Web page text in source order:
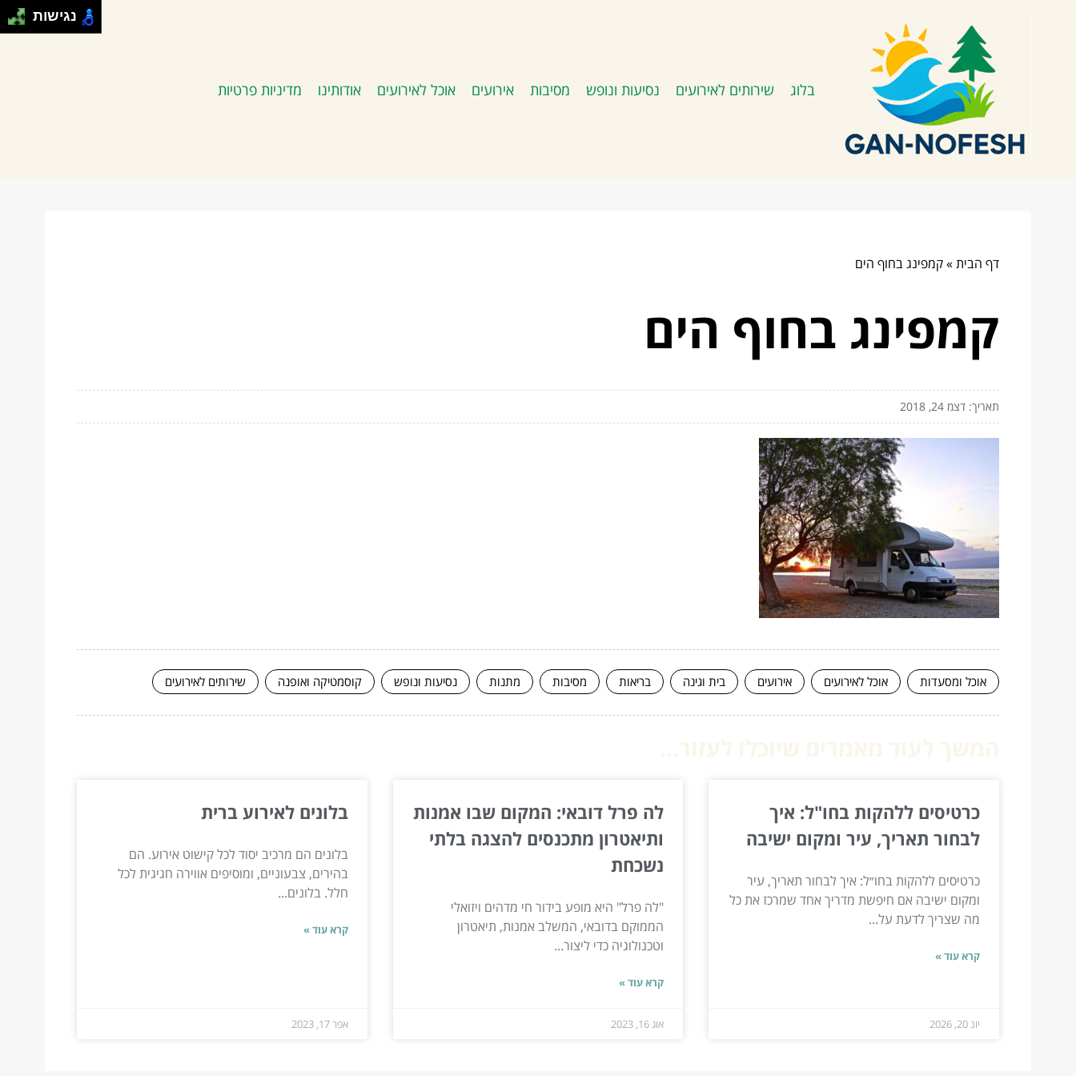
בלוג שירותים לאירועים נסיעות ונופש מסיבות אירועים אוכל לאירועים אודותינו מדיניות פרטיות
דף הבית»קמפינג בחוף הים
קמפינג בחוף הים
תאריך: דצמ 24, 2018
אוכל ומסעדות אוכל לאירועים אירועים בית וגינה בריאות מסיבות מתנות נסיעות ונופש קוסמטיקה ואופנה שירותים לאירועים
כרטיסים ללהקות בחו"ל: איך
לבחור תאריך, עיר ומקום ישיבה
כרטיסים ללהקות בחו״ל: איך לבחור תאריך, עיר
ומקום ישיבה אם חיפשת מדריך אחד שמרכז את כל
מה שצריך לדעת על...
קרא עוד »
יונ 20, 2026
לה פרל דובאי: המקום שבו אמנות
ותיאטרון מתכנסים להצגה בלתי
נשכחת
"לה פרל" היא מופע בידור חי מדהים ויזואלי
הממוקם בדובאי, המשלב אמנות, תיאטרון
וטכנולוגיה כדי ליצור...
קרא עוד »
אוג 16, 2023
בלונים לאירוע ברית
בלונים הם מרכיב יסוד לכל קישוט אירוע. הם
בהירים, צבעוניים, ומוסיפים אווירה חגיגית לכל
חלל. בלונים...
קרא עוד »
אפר 17, 2023
נגישות